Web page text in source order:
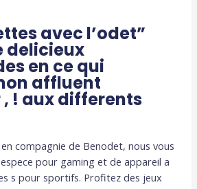
avec l’odet”
delicieux
en ce qui
affluent
! aux differents
compagnie de Benodet, nous vous
pour gaming et de appareil a
s pour sportifs. Profitez des jeux